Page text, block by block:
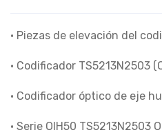
• Piezas de elevación del
• Codificador TS5213N2503
• Codificador óptico de eje
• Serie OIH50 TS5213N2503